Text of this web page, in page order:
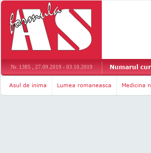
Nr. 1385 , 27.09.2019 - 03.10.2019 Numarul
Asul de inima Lumea romaneasca Medicina